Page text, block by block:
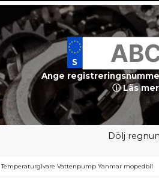
Ange
ⓘ Läs
Dölj
Temperaturgivare Vattenpump Yanmar mopedbil